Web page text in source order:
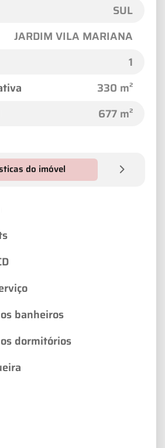
SUL
JARDIM VILA MARIANA
1
330 m²
677 m²
do imóvel
banheiros
dormitórios